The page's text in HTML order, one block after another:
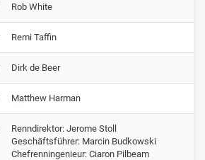
Rob White
Remi Taffin
Dirk de Beer
Matthew Harman
Renndirektor: Jerome Stoll
Geschäftsführer: Marcin Budkowski
Chefrenningenieur: Ciaron Pilbeam